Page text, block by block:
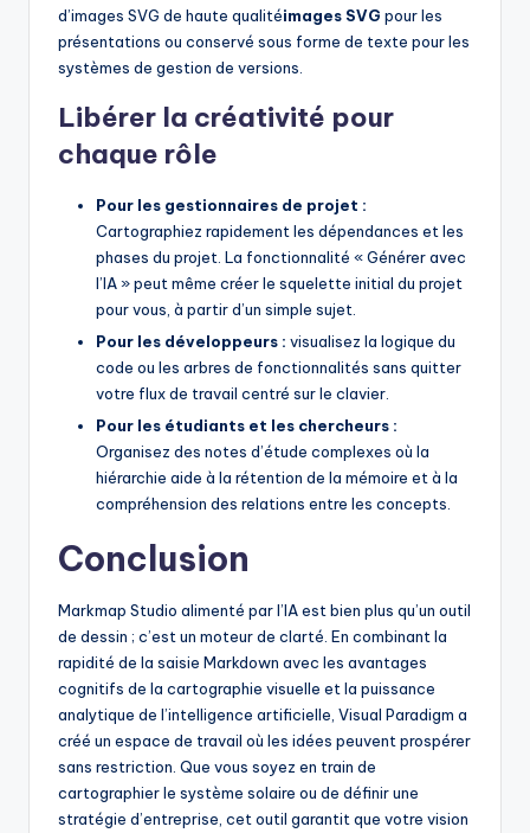
d’images SVG de haute qualitéimages SVG pour les
présentations ou conservé sous forme de texte pour les
systèmes de gestion de versions.
Libérer la créativité pour
chaque rôle
Pour les gestionnaires de projet :
Cartographiez rapidement les dépendances et les
phases du projet. La fonctionnalité « Générer avec
l’IA » peut même créer le squelette initial du projet
pour vous, à partir d’un simple sujet.
Pour les développeurs : visualisez la logique du
code ou les arbres de fonctionnalités sans quitter
votre flux de travail centré sur le clavier.
Pour les étudiants et les chercheurs :
Organisez des notes d’étude complexes où la
hiérarchie aide à la rétention de la mémoire et à la
compréhension des relations entre les concepts.
Conclusion
Markmap Studio alimenté par l’IA est bien plus qu’un outil
de dessin ; c’est un moteur de clarté. En combinant la
rapidité de la saisie Markdown avec les avantages
cognitifs de la cartographie visuelle et la puissance
analytique de l’intelligence artificielle, Visual Paradigm a
créé un espace de travail où les idées peuvent prospérer
sans restriction. Que vous soyez en train de
cartographier le système solaire ou de définir une
stratégie d’entreprise, cet outil garantit que votre vision